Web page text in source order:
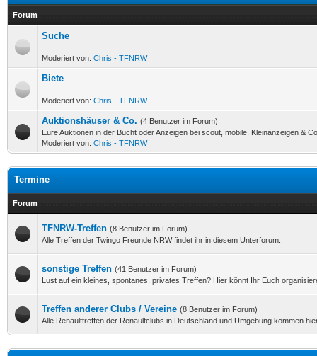
Forum
Suche
Moderiert von: Chris - TFNRW
Biete
Moderiert von: Chris - TFNRW
Auktionshäuser & Co. (4 Benutzer im Forum)
Eure Auktionen in der Bucht oder Anzeigen bei scout, mobile, Kleinanzeigen &
Moderiert von: Chris - TFNRW
Termine
Forum
TFNRW-Treffen (8 Benutzer im Forum)
Alle Treffen der Twingo Freunde NRW findet ihr in diesem Unterforum.
sonstige Treffen (41 Benutzer im Forum)
Lust auf ein kleines, spontanes, privates Treffen? Hier könnt Ihr Euch
Treffen anderer Clubs / Vereine (8 Benutzer im Forum)
Alle Renaulttreffen der Renaultclubs in Deutschland und Umgebung kommen